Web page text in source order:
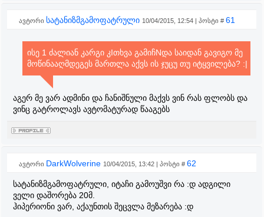
ავტორი სატანიზმგამოფატრული 10/04/2015, 12:54 | პოსტი # 61
ისე 1 ძალიან კარგი კIთხვა გამიჩNდა საიდან გავიგო მე
მოწინააღმდეგეს მართლა აქვს ის ჯუცუ თუ იტყვილება? :|
აგერ მე ვარ ადმინი და ჩანიშნული მაქვს ვინ რას ფლობს და
ვინც გატროლავს ავტომატურად წააგებს
ავტორი DarkWolverine 10/04/2015, 13:42 | პოსტი # 62
სატანიზმგამოფატრული, იტაჩი გამოუშვი რა :დ ადგილი
ველი დაშორება 20მ.
ჰიპერიონი ვარ, აქაუნთის შეცვლა მეზარება :დ